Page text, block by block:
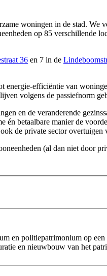
woningen in de stad.
op 85 verschillende
36 en 7 in de
efficiëntie van
volgens de passiefnorm
en de veranderende
én betaalbare manier de
de private sector overtuigen
(al dan niet door
en politiepatrimonium op
en nieuwbouw van het